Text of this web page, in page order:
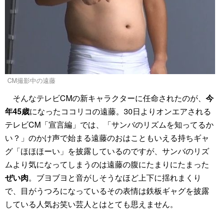
CM撮影中の遠藤
そんなテレビCMの新キャラクターに任命されたのが、 今
年45歳になったココリコの遠藤。30日よりオンエアされる
テレビCM「宣言編」では、「サンバのリズムを知ってるか
い？」のかけ声で始まる遠藤のおはこともいえる持ちギャ
グ「ほほほーい」を披露しているのですが、サンバのリズ
ムより気になってしまうのは遠藤の腹にたまりにたまった
ぜい肉。ブヨブヨと音がしそうなほど上下に揺れまくり
で、目がうつろになっているその表情は鉄板ギャグを披露
している人気お笑い芸人とはとても思えません。